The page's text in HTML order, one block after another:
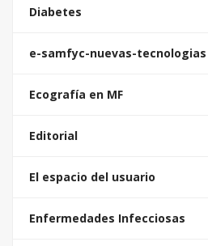
Diabetes
e-samfyc-nuevas-tecnologias
Ecografía en MF
Editorial
El espacio del usuario
Enfermedades Infecciosas